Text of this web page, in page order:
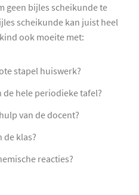
geen bijles scheikunde te
scheikunde kan juist heel
ook moeite met:
stapel huiswerk?
hele periodieke tafel?
van de docent?
de klas?
reacties?